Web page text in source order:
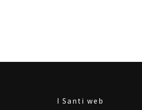
I Santi web